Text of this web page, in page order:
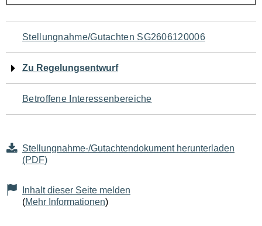
Navigation
für
den
Seiteninhalt
Stellungnahme/Gutachten SG2606120006
Zu Regelungsentwurf
Betroffene Interessenbereiche
Stellungnahme-/Gutachtendokument herunterladen
(PDF)
Inhalt dieser Seite melden
(Mehr Informationen)